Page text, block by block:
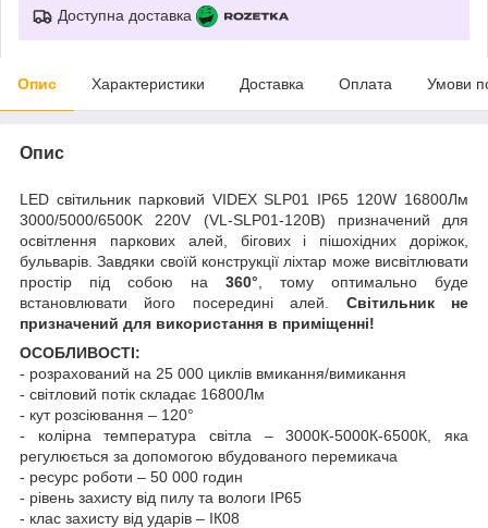
Доступна доставка
Опис Характеристики Доставка Оплата Умови
Опис
LED світильник парковий VIDEX SLP01 IP65 120W 16800Лм
3000/5000/6500K 220V (VL-SLP01-120B) призначений для
освітлення паркових алей, бігових і пішохідних доріжок,
бульварів. Завдяки своїй конструкції ліхтар може висвітлювати
простір під собою на 360° , тому оптимально буде
встановлювати його посередині алей. Світильник не
призначений для використання в приміщенні!
ОСОБЛИВОСТІ:
- розрахований на 25 000 циклів вмикання/вимикання
- світловий потік складає 16800Лм
- кут розсіювання – 120°
- колірна температура світла – 3000К-5000К-6500К, яка
регулюється за допомогою вбудованого перемикача
- ресурс роботи – 50 000 годин
- рівень захисту від пилу та вологи IP65
- клас захисту від ударів – ІК08